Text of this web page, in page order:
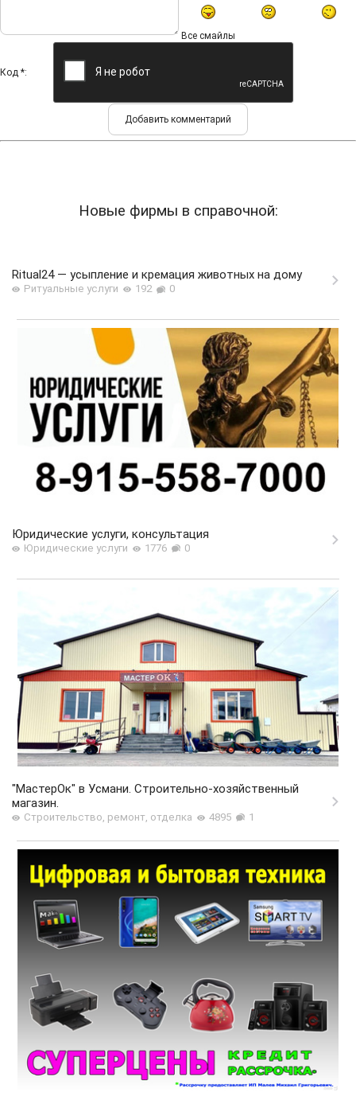
Все смайлы
Код *:
Новые фирмы в справочной:
Ritual24 — усыпление и кремация животных на дому
Ритуальные услуги 192 0
Юридические услуги, консультация
Юридические услуги 1776 0
"МастерОк" в Усмани. Строительно-хозяйственный
магазин.
Строительство, ремонт, отделка 4895 1